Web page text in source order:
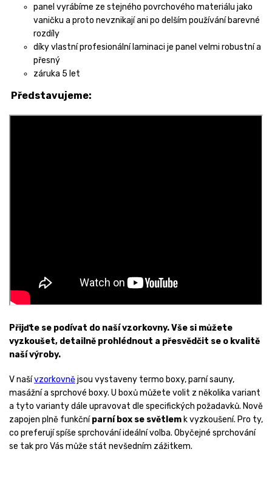
panel vyrábíme ze stejného povrchového materiálu jako
vaničku a proto nevznikají ani po delším používání barevné
rozdíly
díky vlastní profesionální laminaci je panel velmi robustní a
přesný
záruka 5 let
Představujeme:
Přijďte se podívat do naší vzorkovny. Vše si můžete
vyzkoušet, detailně prohlédnout a přesvědčit se o kvalitě
naší výroby.
V našívzorkovnějsou vystaveny termo boxy, parní sauny,
masážní a sprchové boxy. U boxů můžete volit z několika variant
a tyto varianty dále upravovat dle specifických požadavků. Nově
zapojen plně funkčníparní box se světlem k vyzkoušení. Pro ty,
co preferují spíše sprchování ideální volba. Obyčejné sprchování
se tak pro Vás může stát nevšedním zážitkem.